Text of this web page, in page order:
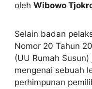
oleh Wibowo
Selain badan
Nomor 20 Tahun
(UU Rumah
mengenai sebuah
perhimpunan